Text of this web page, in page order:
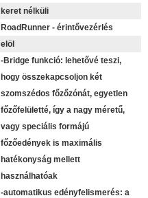
keret nélküli
RoadRunner - érintővezérlés
elöl
-Bridge funkció: lehetővé teszi,
hogy összekapcsoljon két
szomszédos főzőzónát, egyetlen
főzőfelületté, így a nagy méretű,
vagy speciális formájú
főzőedények is maximális
hatékonyság mellett
használhatóak
-automatikus edényfelismerés: a